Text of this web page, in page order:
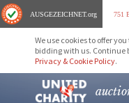
AUSGEZEICHNET.org 751
We use cookies to offer
bidding with us. Continue
Privacy & Cookie Policy.